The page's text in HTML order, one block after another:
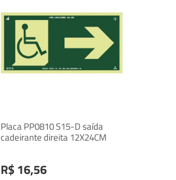
Placa PP0810 S15-D saída
cadeirante direita 12X24CM
R$ 16,56